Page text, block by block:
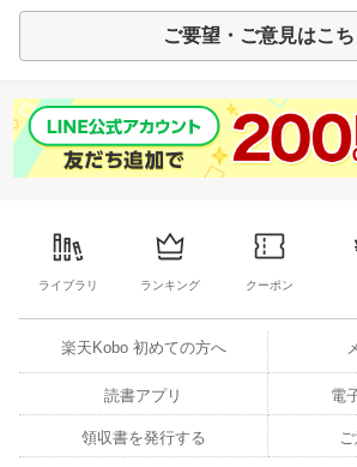
ご要望・ご意見はこち
ライブラリ ランキング クーポン
楽天Kobo 初めての方へ
読書アプリ 電
領収書を発行する